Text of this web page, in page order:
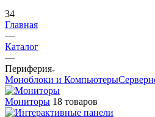
34
Главная
—
Каталог
—
Периферия
Моноблоки и Компьютеры
Мониторы 18 товаров